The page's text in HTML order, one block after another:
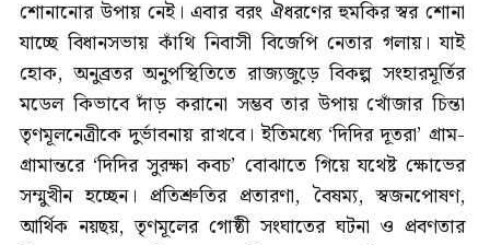
শোনানোর উপায় নেই। এবার বরং ঐধরণের হুমকির স্বর শোনা
যাচ্ছে বিধানসভায় কাঁথি নিবাসী বিজেপি নেতার গলায়। যাই
হোক, অনুব্রতর অনুপস্থিতিতে রাজ্যজুড়ে বিকল্প সংহারমূর্তির
মডেল কিভাবে দাঁড় করানো সম্ভব তার উপায় খোঁজার চিন্তা
তৃণমূলনেত্রীকে দুর্ভাবনায় রাখবে। ইতিমধ্যে ‘দিদির দূতরা’ গ্রাম-
গ্রামান্তরে ‘দিদির সুরক্ষা কবচ’ বোঝাতে গিয়ে যথেষ্ট ক্ষোভের
সম্মুখীন হচ্ছেন। প্রতিশ্রুতির প্রতারণা, বৈষম্য, স্বজনপোষণ,
আর্থিক নয়ছয়, তৃণমূলের গোষ্ঠী সংঘাতের ঘটনা ও প্রবণতার